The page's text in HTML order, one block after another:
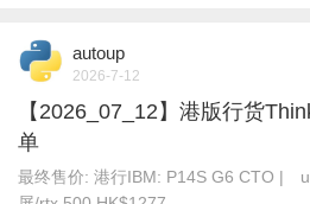
autoup
2026-7-12
【2026_07_12】港版行货
单
最终售价: 港行IBM: P14S G6 CTO |